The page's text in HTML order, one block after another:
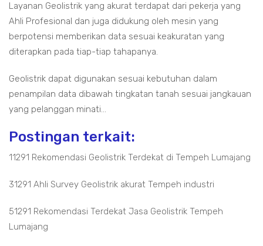
Layanan Geolistrik yang akurat terdapat dari pekerja yang
Ahli Profesional dan juga didukung oleh mesin yang
berpotensi memberikan data sesuai keakuratan yang
diterapkan pada tiap-tiap tahapanya.
Geolistrik dapat digunakan sesuai kebutuhan dalam
penampilan data dibawah tingkatan tanah sesuai jangkauan
yang pelanggan minati...
Postingan terkait:
11291 Rekomendasi Geolistrik Terdekat di Tempeh Lumajang
31291 Ahli Survey Geolistrik akurat Tempeh industri
51291 Rekomendasi Terdekat Jasa Geolistrik Tempeh
Lumajang